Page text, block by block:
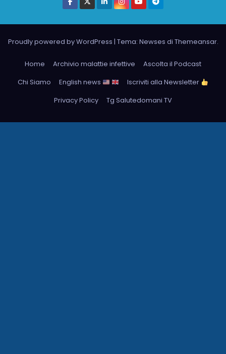
Proudly powered by WordPress | Tema: Newses di Themeansar.
Home Archivio malattie infettive
Ascolta il Podcast
Chi Siamo
English news
Iscriviti alla Newsletter
Privacy Policy
Tg Salutedomani TV